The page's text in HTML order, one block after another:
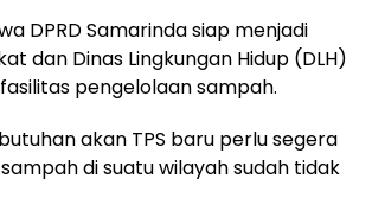
DPRD Samarinda siap menjadi
dan Dinas Lingkungan Hidup (DLH)
pengelolaan sampah.
akan TPS baru perlu segera
di suatu wilayah sudah tidak